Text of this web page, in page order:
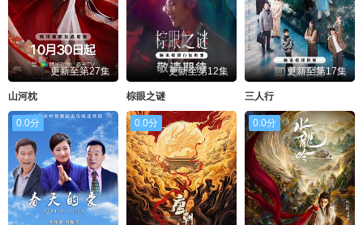
更新至第27集
山河枕
更新至第12集
棕眼之谜
更新至第17集
三人行
0.0分 0.0分 0.0分